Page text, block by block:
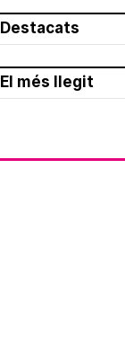
Destacats
El més llegit